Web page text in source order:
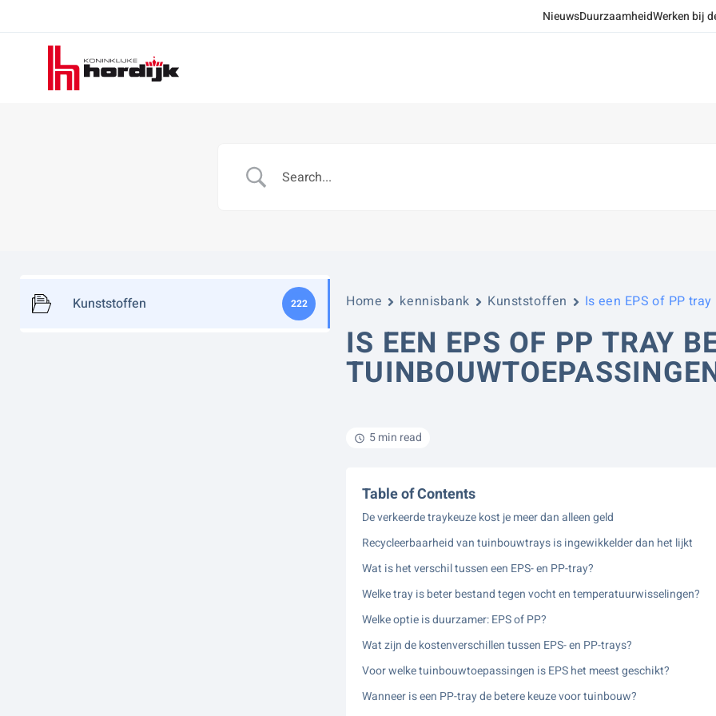
NieuwsDuurzaamheidWerken bij
Koninklijke
Hordijk
Kunststoffen 222 Home kennisbank Kunststoffen Is een EPS of PP
IS EEN EPS OF PP TRAY
5 min read
Table of Contents
De verkeerde traykeuze kost je meer dan alleen geld
Recycleerbaarheid van tuinbouwtrays is ingewikkelder dan het lijkt
Wat is het verschil tussen een EPS- en PP-tray?
Welke tray is beter bestand tegen vocht en temperatuurwisselingen?
Welke optie is duurzamer: EPS of PP?
Wat zijn de kostenverschillen tussen EPS- en PP-trays?
Voor welke tuinbouwtoepassingen is EPS het meest geschikt?
Wanneer is een PP-tray de betere keuze voor tuinbouw?